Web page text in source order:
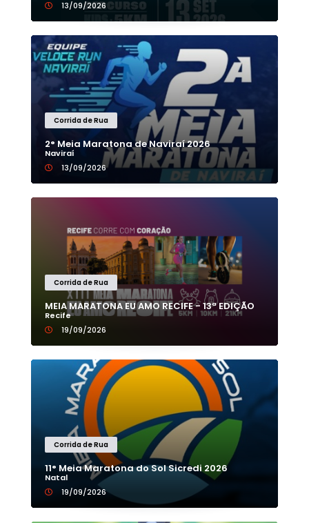
13/09/2026
Corrida de Rua
2° Meia Maratona de Naviraí 2026
Naviraí
13/09/2026
Corrida de Rua
MEIA MARATONA EU AMO RECIFE - 13ª EDIÇÃO
Recife
19/09/2026
Corrida de Rua
11° Meia Maratona do Sol Sicredi 2026
Natal
19/09/2026